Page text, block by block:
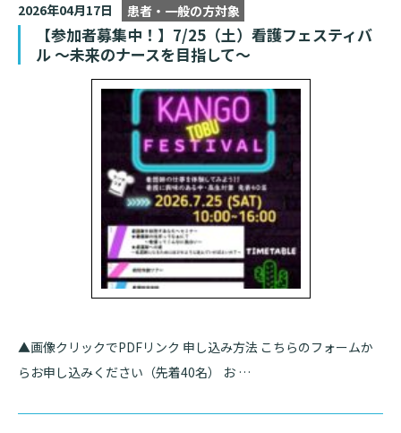
2026年04月17日 患者・一般の方対象
【参加者募集中！】7/25（土）看護フェスティバ
ル ～未来のナースを目指して～
▲画像クリックでPDFリンク 申し込み方法 こちらのフォームか
らお申し込みください（先着40名） お …